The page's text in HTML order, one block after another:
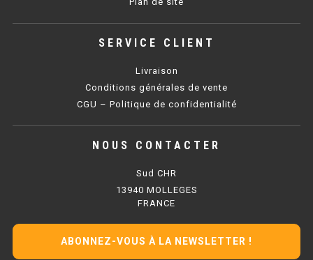
PLAQUE 650 ÉLECTRIQUE
PLAQUE 700 ÉLECTRIQUE
PLAQUE 900 ÉLECTRIQUE
FRITEUSE SÉRIE UOC
FRITEUSE 600 GAZ
FRITEUSE 650 GAZ
SERVICE CLIENT
Livraison
Conditions générales de vente
CGU – Politique de confidentialité
NOUS CONTACTER
Sud CHR
13940 MOLLEGES
FRANCE
ABONNEZ-VOUS À LA NEWSLETTER !